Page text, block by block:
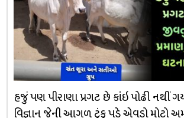
હજું પણ પીરાણા પ્રગટ છે કાંઇ પોઢી નથીં
વિજ્ઞાન જેની આગળ ટુંકુ પડે એવડો મોટો